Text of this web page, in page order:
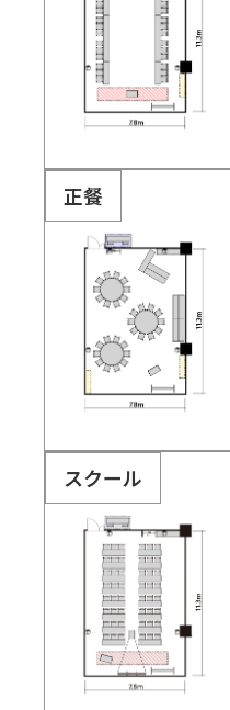
正餐
スクール